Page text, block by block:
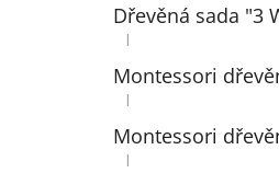
Hodnocení produktu je 5 z
|
Hodnocení produktu je 5 z
|
Hodnocení produktu je 5 z
|